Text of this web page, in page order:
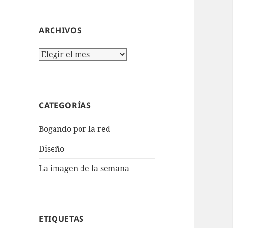
ARCHIVOS
Archivos
CATEGORÍAS
Bogando por la red
Diseño
La imagen de la semana
ETIQUETAS